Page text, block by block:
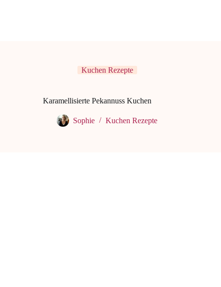
Kuchen Rezepte
Karamellisierte Pekannuss Kuchen
Sophie Kuchen Rezepte